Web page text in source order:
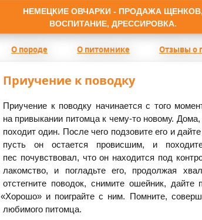
НЕМЕЦКИЕ ОВЧАРКИ - ПРОДАЖА ЩЕНКОВ,
ВОСПИТАНИЕ, ДРЕССИРОВКА.
О породе О питомнике Отзывы о
Приучение к поводку
Приучение к поводку начинается с того
на привыкании питомца к чему-то новому. Дома,
походит один. После чего подзовите его и
пусть он остается провисшим, и
пес почувствовал, что он находится под
лакомство, и погладьте его, продолжая
отстегните поводок, снимите ошейник,
«Хорошо» и поиграйте с ним. Помните,
любимого питомца.